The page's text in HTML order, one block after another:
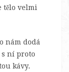
tělo velmi
nám dodá
ní proto
kávy.